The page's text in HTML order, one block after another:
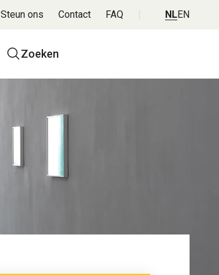
Zoeken
Steun ons Contact FAQ NLEN